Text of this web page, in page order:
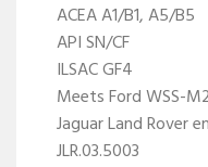
ACEA A1/B1, A5/B5
API SN/CF
ILSAC GF4
Meets Ford WSS-
Jaguar Land Rover
JLR.03.5003